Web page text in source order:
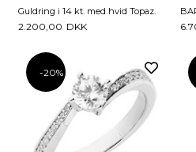
Guldring i 14 kt. med hvid Topaz.
2.200,00 DKK
-20%